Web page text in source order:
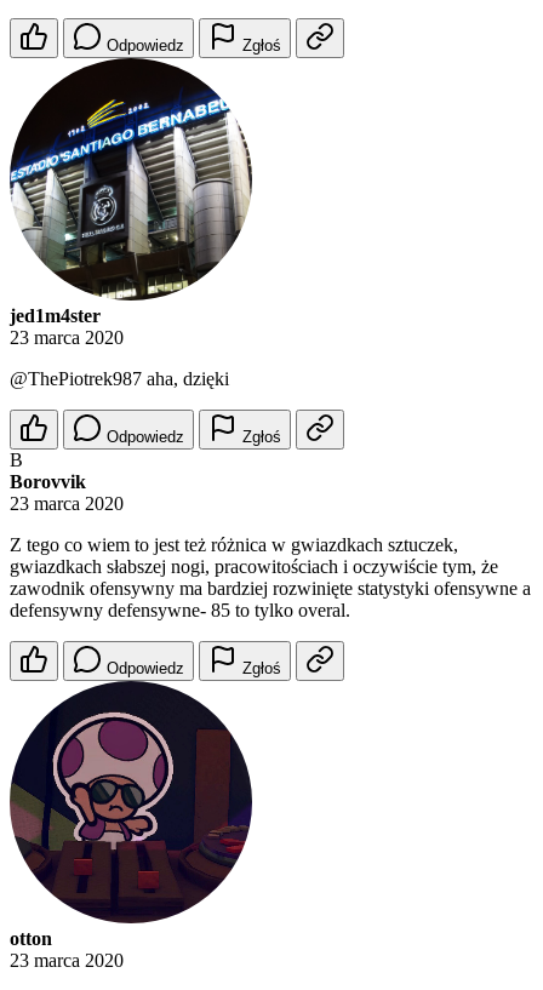
Odpowiedz Zgłoś
jed1m4ster
23 marca 2020
@ThePiotrek987 aha, dzięki
Odpowiedz Zgłoś
B
Borovvik
23 marca 2020
Z tego co wiem to jest też różnica w gwiazdkach sztuczek,
gwiazdkach słabszej nogi, pracowitościach i oczywiście tym, że
zawodnik ofensywny ma bardziej rozwinięte statystyki ofensywne a
defensywny defensywne- 85 to tylko overal.
Odpowiedz Zgłoś
otton
23 marca 2020